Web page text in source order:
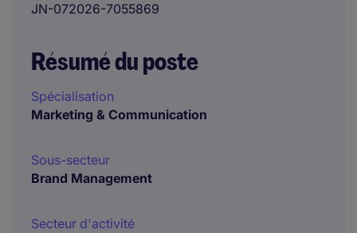
JN-072026-7055869
Résumé du poste
Spécialisation
Marketing & Communication
Sous-secteur
Brand Management
Secteur d'activité